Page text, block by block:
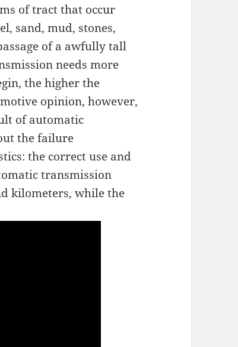
of tract that occur
sand, mud, stones,
of a awfully tall
needs more
the higher the
opinion, however,
of automatic
the failure
the correct use and
transmission
kilometers, while the